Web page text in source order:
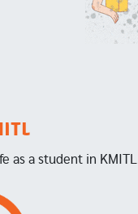
as a student in